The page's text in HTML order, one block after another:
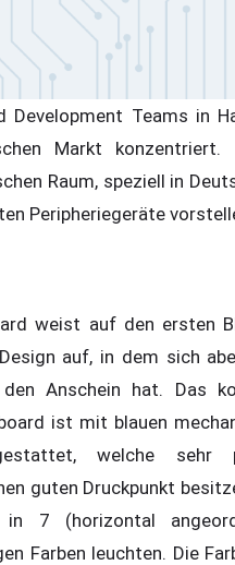
Development Teams in
Markt konzentriert.
Raum, speziell in
Peripheriegeräte
weist auf den ersten
auf, in dem sich
Anschein hat. Das
ist mit blauen
welche sehr
guten Druckpunkt
in 7 (horizontal
Farben leuchten. Die